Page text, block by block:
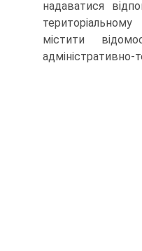
надаватися
містити
адміністративно-